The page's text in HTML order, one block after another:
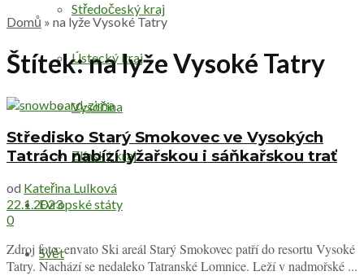
Středočeský kraj
Ústecký kraj
Vysočina
Zlínský kraj
Evropské státy
Svět
Domů » na lyže Vysoké Tatry
Štítek:na lyže Vysoké Tatry
Středisko Starý Smokovec ve Vysokých
Tatrách nabízí lyžařskou i sáňkařskou trať
od Kateřina Lulková
22.1.2023
0
Zdroj foto: envato Ski areál Starý Smokovec patří do resortu Vysoké
Tatry. Nachází se nedaleko Tatranské Lomnice. Leží v nadmořské ...